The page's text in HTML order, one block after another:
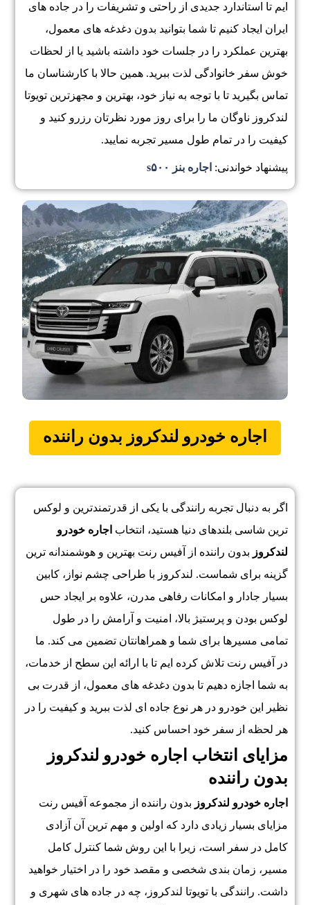
ایم تا استاندارد جدیدی از راحتی و تشریفات را در جاده های
ایران ایجاد کنیم تا شما بتوانید بدون دغدغه های معمول،
بهترین عملکرد را در جلسات خود داشته باشید یا از لحظات
خوش سفر خانوادگی لذت ببرید. همین حالا با کارشناسان ما
تماس بگیرید تا با توجه به نیاز خود، بهترین و مجهزترین تویوتا
لندکروز ناوگان ما را برای روز مورد نظرتان رزرو کنید و
کیفیت را در تمام طول مسیر تجربه نمایید.
پیشنهاد خواندنی: اجاره بنز s۵۰۰
اجاره خودرو لندکروز بدون راننده
اگر به دنبال تجربه رانندگی با یکی از قدرتمندترین و لوکس
ترین شاسی بلندهای دنیا هستید، انتخاب اجاره خودرو
لندکروز بدون راننده از آفیس رنت بهترین و هوشمندانه ترین
گزینه برای شماست. لندکروز با طراحی چشم نواز، کابین
بسیار جادار و امکانات رفاهی مدرن، علاوه بر ایجاد حس
لوکس بودن و پرستیژ بالا، امنیت و آرامش را در طول
تمامی مسیرها برای شما و همراهانتان تضمین می کند. ما
در آفیس رنت تلاش کرده ایم تا با ارائه این سطح از خدمات،
به شما اجازه دهیم تا بدون دغدغه های معمول، از قدرت بی
نظیر این خودرو در هر نوع جاده ای لذت ببرید و کیفیت را در
هر لحظه از سفر خود احساس کنید.
مزایای انتخاب اجاره خودرو لندکروز
بدون راننده
اجاره خودرو لندکروز بدون راننده از مجموعه آفیس رنت
مزایای بسیار زیادی دارد که اولین و مهم ترین آن آزادی
کامل در سفر است، زیرا با این روش شما کنترل کامل
مسیر، زمان بندی شخصی و مقصد خود را در اختیار خواهید
داشت. رانندگی با تویوتا لندکروز، چه در جاده های شهری و